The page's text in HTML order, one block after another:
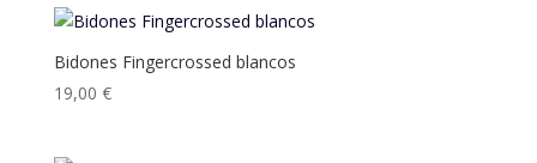
Bidones Fingercrossed blancos
19,00 €